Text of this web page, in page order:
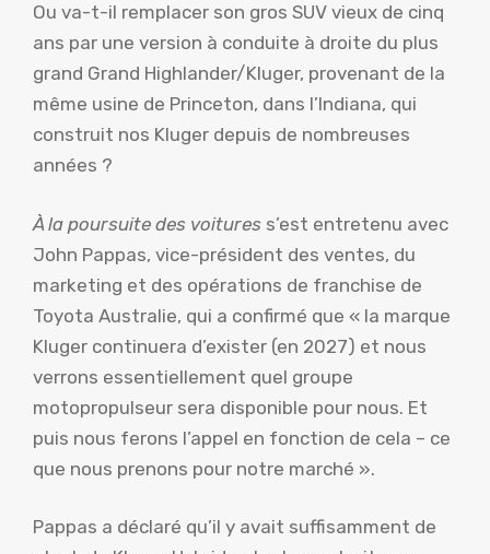
Ou va-t-il remplacer son gros SUV vieux de cinq
ans par une version à conduite à droite du plus
grand Grand Highlander/Kluger, provenant de la
même usine de Princeton, dans l’Indiana, qui
construit nos Kluger depuis de nombreuses
années ?
À la poursuite des voitures s’est entretenu avec
John Pappas, vice-président des ventes, du
marketing et des opérations de franchise de
Toyota Australie, qui a confirmé que « la marque
Kluger continuera d’exister (en 2027) et nous
verrons essentiellement quel groupe
motopropulseur sera disponible pour nous. Et
puis nous ferons l’appel en fonction de cela – ce
que nous prenons pour notre marché ».
Pappas a déclaré qu’il y avait suffisamment de